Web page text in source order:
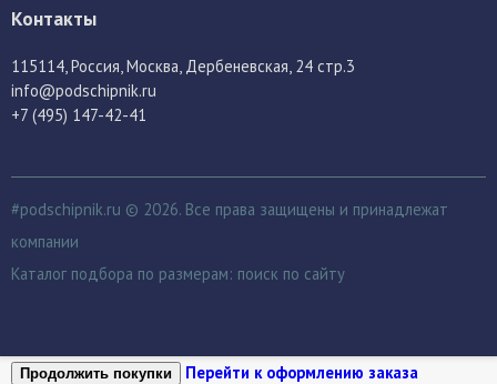
Контакты
115114 , Россия, Москва, Дербеневская, 24 стр.3
info@podschipnik.ru
+7 (495) 147-42-41
#podschipnik.ru © 2026. Все права защищены и принадлежат
компании
Каталог подбора по размерам: поиск по сайту
Продолжить покупки Перейти к оформлению заказа